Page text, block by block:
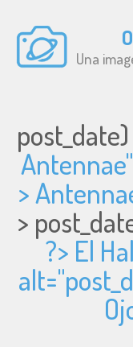
Una
post_date)
>
>
?> El
alt="